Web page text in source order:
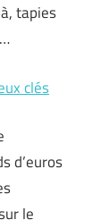
tapies
clés
d’euros
le